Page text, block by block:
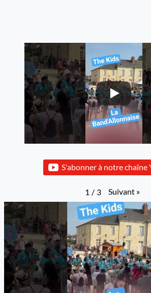
S'abonner à notre chaîne
1 / 3 Suivant »